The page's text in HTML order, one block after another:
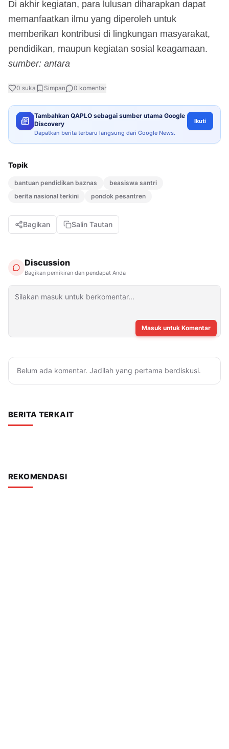
Di akhir kegiatan, para lulusan diharapkan dapat
memanfaatkan ilmu yang diperoleh untuk
memberikan kontribusi di lingkungan masyarakat,
pendidikan, maupun kegiatan sosial keagamaan.
sumber: antara
0 suka Simpan 0 komentar
Tambahkan QAPLO sebagai sumber utama Google
Discovery
Dapatkan berita terbaru langsung dari Google News.
Ikuti
Topik
bantuan pendidikan baznas
beasiswa santri
berita nasional terkini
pondok pesantren
Bagikan Salin Tautan
Discussion
Bagikan pemikiran dan pendapat Anda
Masuk untuk Komentar
Belum ada komentar. Jadilah yang pertama berdiskusi.
BERITA TERKAIT
REKOMENDASI